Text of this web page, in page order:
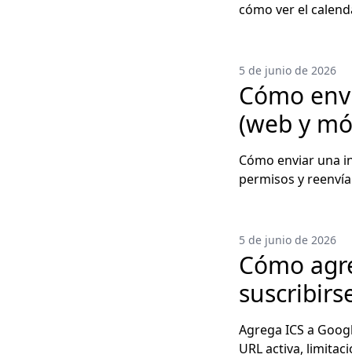
cómo ver el
5 de junio de 2026
Cómo
(web y
Cómo enviar una
permisos y
5 de junio de 2026
Cómo
Agrega ICS a
URL activa,